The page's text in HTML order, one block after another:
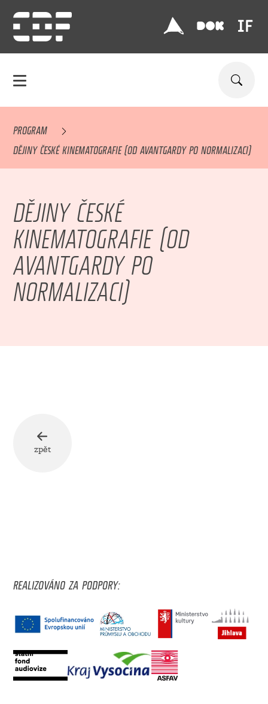
PROGRAM
DĚJINY ČESKÉ KINEMATOGRAFIE (OD AVANTGARDY PO NORMALIZACI)
DĚJINY ČESKÉ
KINEMATOGRAFIE (OD
AVANTGARDY PO
NORMALIZACI)
zpět
REALIZOVÁNO ZA PODPORY: